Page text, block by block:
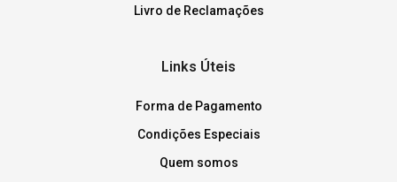
Livro de Reclamações
Links Úteis
Forma de Pagamento
Condições Especiais
Quem somos